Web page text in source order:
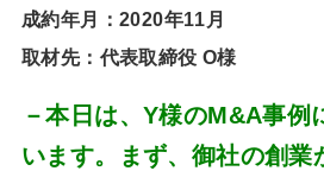
成約年月：2020年11月
取材先：代表取締役 O様
－本日は、Y様のM&A事例
います。まず、御社の創業